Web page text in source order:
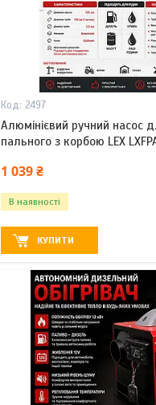
2497
Алюмінієвий ручний насос
пального з корбою LEX
1 039 ₴
В наявності
КУПИТИ